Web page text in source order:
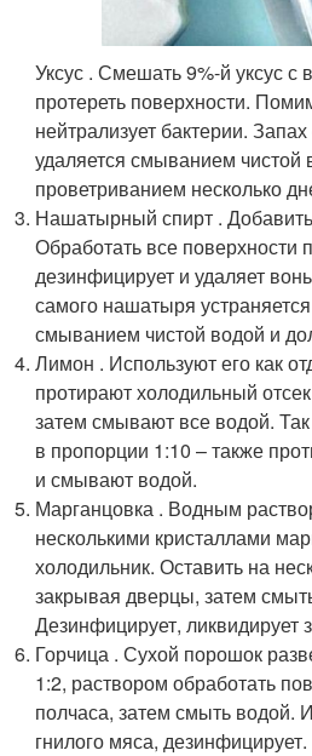
Уксус . Смешать 9%-й уксус с
протереть поверхности.
нейтрализует бактерии.
удаляется смыванием чистой
проветриванием несколько
Нашатырный спирт .
Обработать все поверхности
дезинфицирует и удаляет
самого нашатыря
смыванием чистой водой и
Лимон . Используют его как
протирают холодильный
затем смывают все водой.
в пропорции 1:10 – также
и смывают водой.
Марганцовка . Водным
несколькими кристаллами
холодильник. Оставить на
закрывая дверцы, затем
Дезинфицирует, ликвидирует
Горчица . Сухой порошок
1:2, раствором обработать
полчаса, затем смыть водой.
гнилого мяса, дезинфицирует.